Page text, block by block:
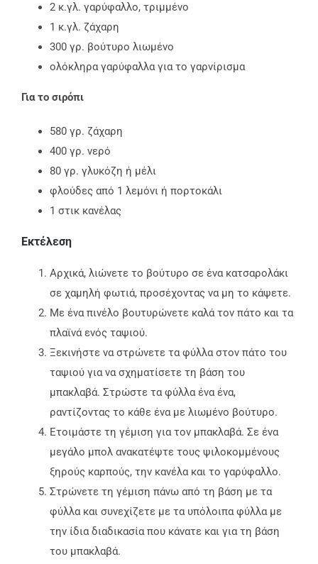
2 κ.γλ. γαρύφαλλο, τριμμένο
1 κ.γλ. ζάχαρη
300 γρ. βούτυρο λιωμένο
ολόκληρα γαρύφαλλα για το γαρνίρισμα
Για το σιρόπι
580 γρ. ζάχαρη
400 γρ. νερό
80 γρ. γλυκόζη ή μέλι
φλούδες από 1 λεμόνι ή πορτοκάλι
1 στικ κανέλας
Εκτέλεση
Αρχικά, λιώνετε το βούτυρο σε ένα κατσαρολάκι
σε χαμηλή φωτιά, προσέχοντας να μη το κάψετε.
Με ένα πινέλο βουτυρώνετε καλά τον πάτο και τα
πλαϊνά ενός ταψιού.
Ξεκινήστε να στρώνετε τα φύλλα στον πάτο του
ταψιού για να σχηματίσετε τη βάση του
μπακλαβά. Στρώστε τα φύλλα ένα ένα,
ραντίζοντας το κάθε ένα με λιωμένο βούτυρο.
Ετοιμάστε τη γέμιση για τον μπακλαβά. Σε ένα
μεγάλο μπολ ανακατέψτε τους ψιλοκομμένους
ξηρούς καρπούς, την κανέλα και το γαρύφαλλο.
Στρώνετε τη γέμιση πάνω από τη βάση με τα
φύλλα και συνεχίζετε με τα υπόλοιπα φύλλα με
την ίδια διαδικασία που κάνατε και για τη βάση
του μπακλαβά.